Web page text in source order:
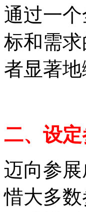
通过一
标和需
者显著
二、设
迈向参
惜大多